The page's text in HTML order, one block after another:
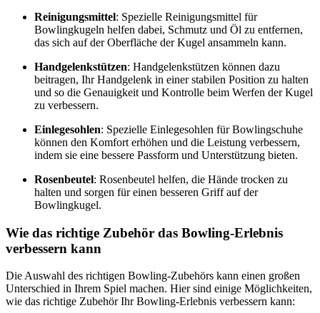
Reinigungsmittel: Spezielle Reinigungsmittel für
Bowlingkugeln helfen dabei, Schmutz und Öl zu entfernen,
das sich auf der Oberfläche der Kugel ansammeln kann.
Handgelenkstützen: Handgelenkstützen können dazu
beitragen, Ihr Handgelenk in einer stabilen Position zu halten
und so die Genauigkeit und Kontrolle beim Werfen der Kugel
zu verbessern.
Einlegesohlen: Spezielle Einlegesohlen für Bowlingschuhe
können den Komfort erhöhen und die Leistung verbessern,
indem sie eine bessere Passform und Unterstützung bieten.
Rosenbeutel: Rosenbeutel helfen, die Hände trocken zu
halten und sorgen für einen besseren Griff auf der
Bowlingkugel.
Wie das richtige Zubehör das Bowling-Erlebnis
verbessern kann
Die Auswahl des richtigen Bowling-Zubehörs kann einen großen
Unterschied in Ihrem Spiel machen. Hier sind einige Möglichkeiten,
wie das richtige Zubehör Ihr Bowling-Erlebnis verbessern kann: